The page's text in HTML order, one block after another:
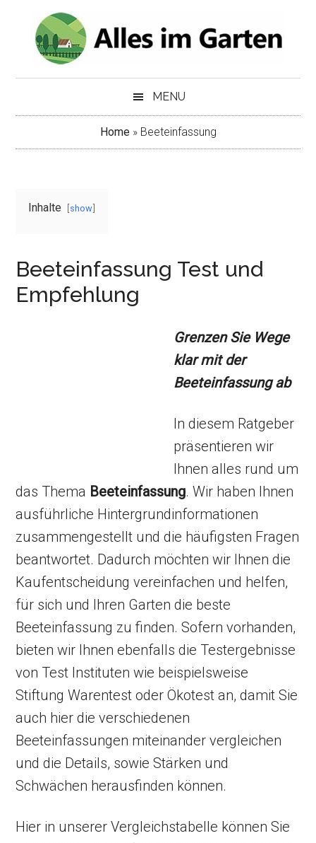
content
secondary
menu
MENU
Home» Beeteinfassung
Inhalte show
Beeteinfassung Test und
Empfehlung
Grenzen Sie Wege
klar mit der
Beeteinfassung ab
In diesem Ratgeber
präsentieren wir
Ihnen alles rund um
das Thema Beeteinfassung. Wir haben Ihnen
ausführliche Hintergrundinformationen
zusammengestellt und die häufigsten Fragen
beantwortet. Dadurch möchten wir Ihnen die
Kaufentscheidung vereinfachen und helfen,
für sich und Ihren Garten die beste
Beeteinfassung zu finden. Sofern vorhanden,
bieten wir Ihnen ebenfalls die Testergebnisse
von Test Instituten wie beispielsweise
Stiftung Warentest oder Ökotest an, damit Sie
auch hier die verschiedenen
Beeteinfassungen miteinander vergleichen
und die Details, sowie Stärken und
Schwächen herausfinden können.
Hier in unserer Vergleichstabelle können Sie